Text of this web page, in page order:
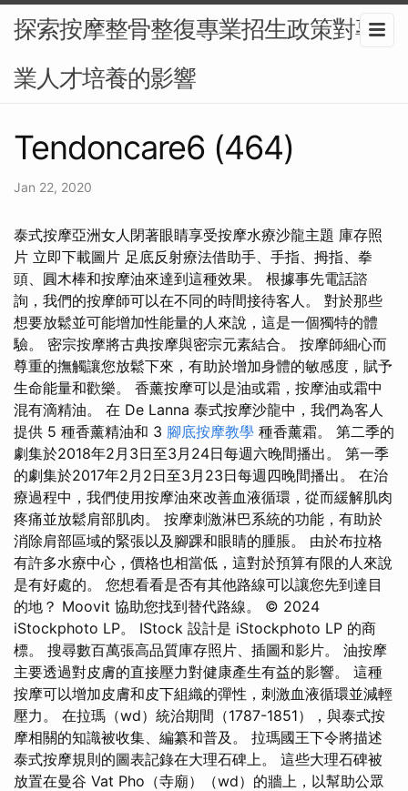
探索按摩整骨整復專業招生政策對專
業人才培養的影響
Tendoncare6 (464)
Jan 22, 2020
泰式按摩亞洲女人閉著眼睛享受按摩水療沙龍主題 庫存照
片 立即下載圖片 足底反射療法借助手、手指、拇指、拳
頭、圓木棒和按摩油來達到這種效果。 根據事先電話諮
詢，我們的按摩師可以在不同的時間接待客人。 對於那些
想要放鬆並可能增加性能量的人來說，這是一個獨特的體
驗。 密宗按摩將古典按摩與密宗元素結合。 按摩師細心而
尊重的撫觸讓您放鬆下來，有助於增加身體的敏感度，賦予
生命能量和歡樂。 香薰按摩可以是油或霜，按摩油或霜中
混有滴精油。 在 De Lanna 泰式按摩沙龍中，我們為客人
提供 5 種香薰精油和 3 腳底按摩教學 種香薰霜。 第二季的
劇集於2018年2月3日至3月24日每週六晚間播出。 第一季
的劇集於2017年2月2日至3月23日每週四晚間播出。 在治
療過程中，我們使用按摩油來改善血液循環，從而緩解肌肉
疼痛並放鬆肩部肌肉。 按摩刺激淋巴系統的功能，有助於
消除肩部區域的緊張以及腳踝和眼睛的腫脹。 由於布拉格
有許多水療中心，價格也相當低，這對於預算有限的人來說
是有好處的。 您想看看是否有其他路線可以讓您先到達目
的地？ Moovit 協助您找到替代路線。 © 2024
iStockphoto LP。 IStock 設計是 iStockphoto LP 的商
標。 搜尋數百萬張高品質庫存照片、插圖和影片。 油按摩
主要透過對皮膚的直接壓力對健康產生有益的影響。 這種
按摩可以增加皮膚和皮下組織的彈性，刺激血液循環並減輕
壓力。 在拉瑪（wd）統治期間（1787-1851），與泰式按
摩相關的知識被收集、編纂和普及。 拉瑪國王下令將描述
泰式按摩規則的圖表記錄在大理石碑上。 這些大理石碑被
放置在曼谷 Vat Pho（寺廟）（wd）的牆上，以幫助公眾